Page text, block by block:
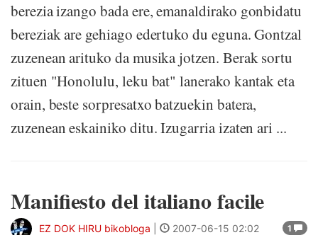
berezia izango bada ere, emanaldirako gonbidatu
bereziak are gehiago edertuko du eguna. Gontzal
zuzenean arituko da musika jotzen. Berak sortu
zituen "Honolulu, leku bat" lanerako kantak eta
orain, beste sorpresatxo batzuekin batera,
zuzenean eskainiko ditu. Izugarria izaten ari ...
Manifiesto del italiano facile
1
EZ DOK HIRU bikobloga 2007-06-15 02:02